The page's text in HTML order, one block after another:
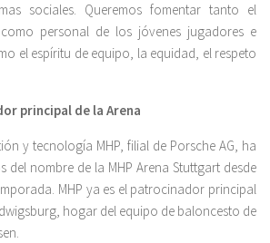
sociales. Queremos fomentar tanto el
personal de los jóvenes jugadores e
el espíritu de equipo, la equidad, el respeto
principal de la Arena
y tecnología MHP, filial de Porsche AG, ha
del nombre de la MHP Arena Stuttgart desde
MHP ya es el patrocinador principal
hogar del equipo de baloncesto de